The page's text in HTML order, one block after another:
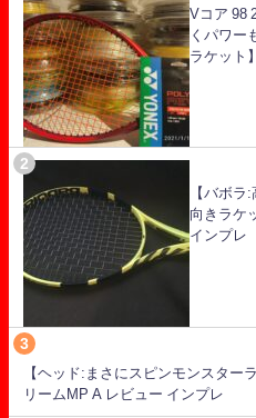
Vコア 98
くパワー
ラケット】
【バボラ
向きラケ
インプレ
【ヘッド:まさにスピンモンスター
リームMP A レビュー インプレ